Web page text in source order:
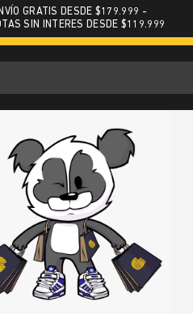
GRATIS DESDE $179.999 -
SIN INTERES DESDE $119.999